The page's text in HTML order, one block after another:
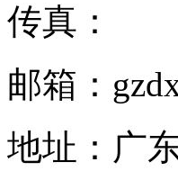
传真：
邮箱：
地址： 广